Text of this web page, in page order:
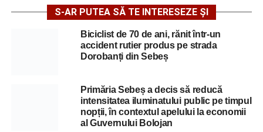
S-AR PUTEA SĂ TE INTERESEZE ȘI
Biciclist de 70 de ani, rănit într-un
accident rutier produs pe strada
Dorobanți din Sebeș
Primăria Sebeș a decis să reducă
intensitatea iluminatului public pe timpul
nopții, în contextul apelului la economii
al Guvernului Bolojan